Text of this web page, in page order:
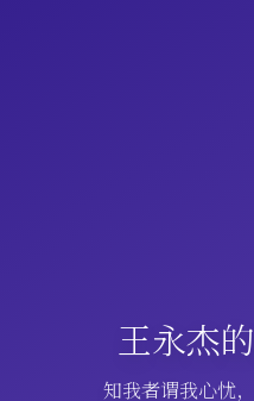
王永杰
知我者谓我心忧